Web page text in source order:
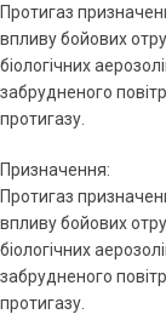
Протигаз
впливу бойових
біологічних
забрудненого
протигазу.
Призначення:
Протигаз
впливу бойових
біологічних
забрудненого
протигазу.